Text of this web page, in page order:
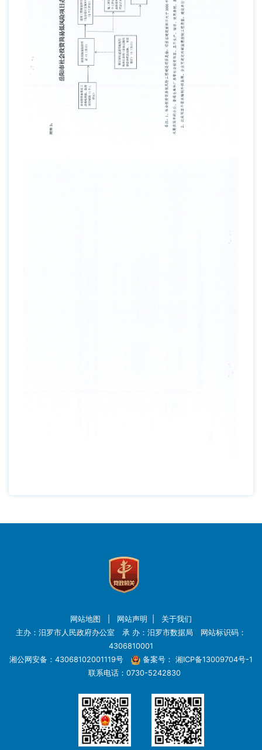
网站地图 网站声明
关于我们
主办：汨罗市人民政府办公室 承 办：汨罗市数据局 网站标识码：
4306810001
湘公网安备：43068102001119号
备案号： 湘ICP备13009704号-1
联系电话：0730-5242830